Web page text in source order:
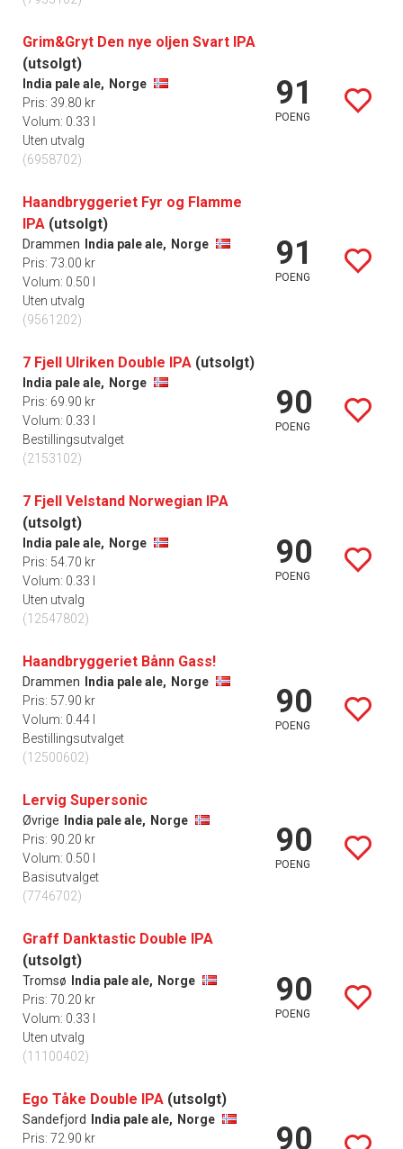
Grim&Gryt Den nye oljen Svart IPA
(utsolgt)
India pale ale, Norge
Pris: 39.80 kr
Volum: 0.33 l
Uten utvalg
(6958702)
91
POENG
Haandbryggeriet Fyr og Flamme
IPA (utsolgt)
Drammen India pale ale, Norge
Pris: 73.00 kr
Volum: 0.50 l
Uten utvalg
(9561202)
91
POENG
7 Fjell Ulriken Double IPA (utsolgt)
India pale ale, Norge
Pris: 69.90 kr
Volum: 0.33 l
Bestillingsutvalget
(2153102)
90
POENG
7 Fjell Velstand Norwegian IPA
(utsolgt)
India pale ale, Norge
Pris: 54.70 kr
Volum: 0.33 l
Uten utvalg
(12547802)
90
POENG
Haandbryggeriet Bånn Gass!
Drammen India pale ale, Norge
Pris: 57.90 kr
Volum: 0.44 l
Bestillingsutvalget
(12500602)
90
POENG
Lervig Supersonic
Øvrige India pale ale, Norge
Pris: 90.20 kr
Volum: 0.50 l
Basisutvalget
(7746702)
90
POENG
Graff Danktastic Double IPA
(utsolgt)
Tromsø India pale ale, Norge
Pris: 70.20 kr
Volum: 0.33 l
Uten utvalg
(11100402)
90
POENG
Ego Tåke Double IPA (utsolgt)
Sandefjord India pale ale, Norge
Pris: 72.90 kr
90